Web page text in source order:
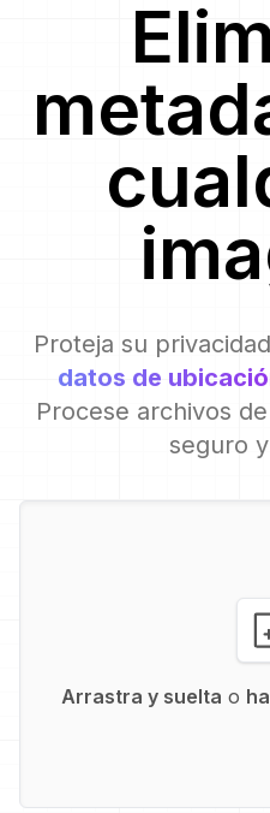
Proteja su
datos de
Procese archivos
seguro
Arrastra y suelta o